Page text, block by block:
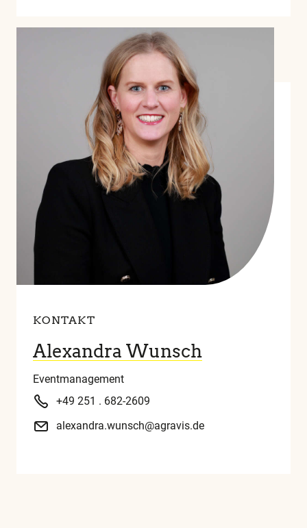
KONTAKT
Alexandra Wunsch
Eventmanagement
+49 251 . 682-2609
alexandra.wunsch@agravis.de